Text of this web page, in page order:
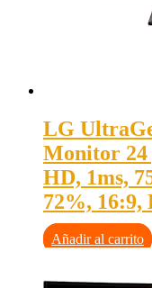
LG
Monitor 24
HD, 1ms,
72%,
Añadir al carrito